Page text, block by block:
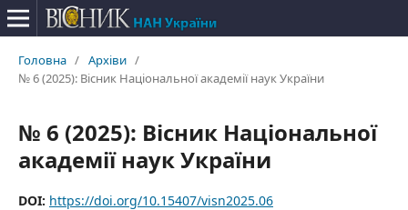
Головна / Архіви /
№ 6 (2025): Вісник Національної академії наук України
№ 6 (2025): Вісник Національної
академії наук України
DOI: https://doi.org/10.15407/visn2025.06